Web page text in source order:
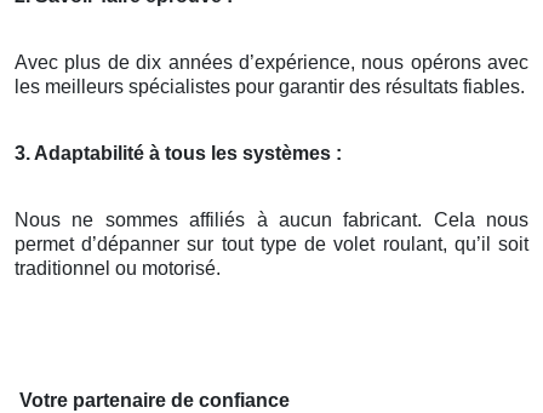
Avec plus de dix années d’expérience, nous opérons avec
les meilleurs spécialistes pour garantir des résultats fiables.
3. Adaptabilité à tous les systèmes :
Nous ne sommes affiliés à aucun fabricant. Cela nous
permet d’dépanner sur tout type de volet roulant, qu’il soit
traditionnel ou motorisé.
Votre partenaire de confiance